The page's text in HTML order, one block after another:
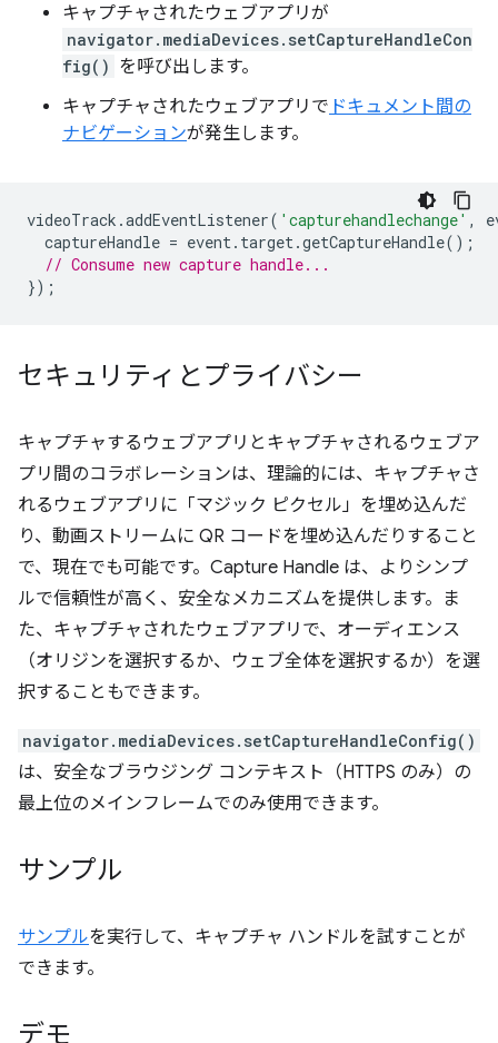
キャプチャされたウェブアプリが
navigator.mediaDevices.setCaptureHandleCon
fig() を呼び出します。
キャプチャされたウェブアプリで ドキュメント間の
ナビゲーションが発生します。
videoTrack .addEventListener( 'capturehandlechange' ,
captureHandle = event . target .getCaptureHandle();
// Consume new capture handle...
});
セキュリティとプライバシー
キャプチャするウェブアプリとキャプチャされるウェブア
プリ間のコラボレーションは、理論的には、キャプチャさ
れるウェブアプリに「マジック ピクセル」を埋め込んだ
り、動画ストリームに QR コードを埋め込んだりすること
で、現在でも可能です。Capture Handle は、よりシンプ
ルで信頼性が高く、安全なメカニズムを提供します。ま
た、キャプチャされたウェブアプリで、オーディエンス
（オリジンを選択するか、ウェブ全体を選択するか）を選
択することもできます。
navigator.mediaDevices.setCaptureHandleConfig()
は、安全なブラウジング コンテキスト（HTTPS のみ）の
最上位のメインフレームでのみ使用できます。
サンプル
サンプルを実行して、キャプチャ ハンドルを試すことが
できます。
デモ